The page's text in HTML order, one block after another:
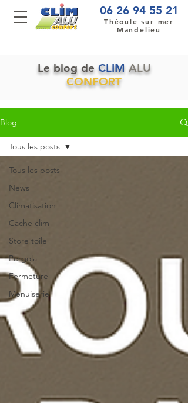
06 26 94 55 21
Théoule sur mer
Mandelieu
Le blog de CLIM ALU
CONFORT
Blog
Tous les posts
News
Climatisation
Cache clim
Store toile
Pergola
Fermeture
Menuiserie
Tous les posts